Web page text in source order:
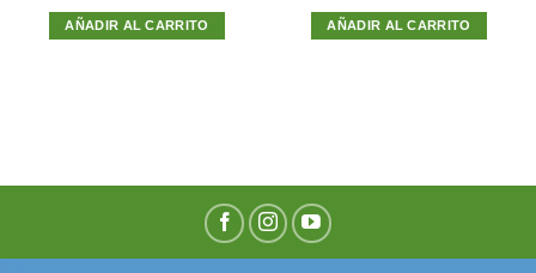
AÑADIR AL CARRITO AÑADIR AL CARRITO